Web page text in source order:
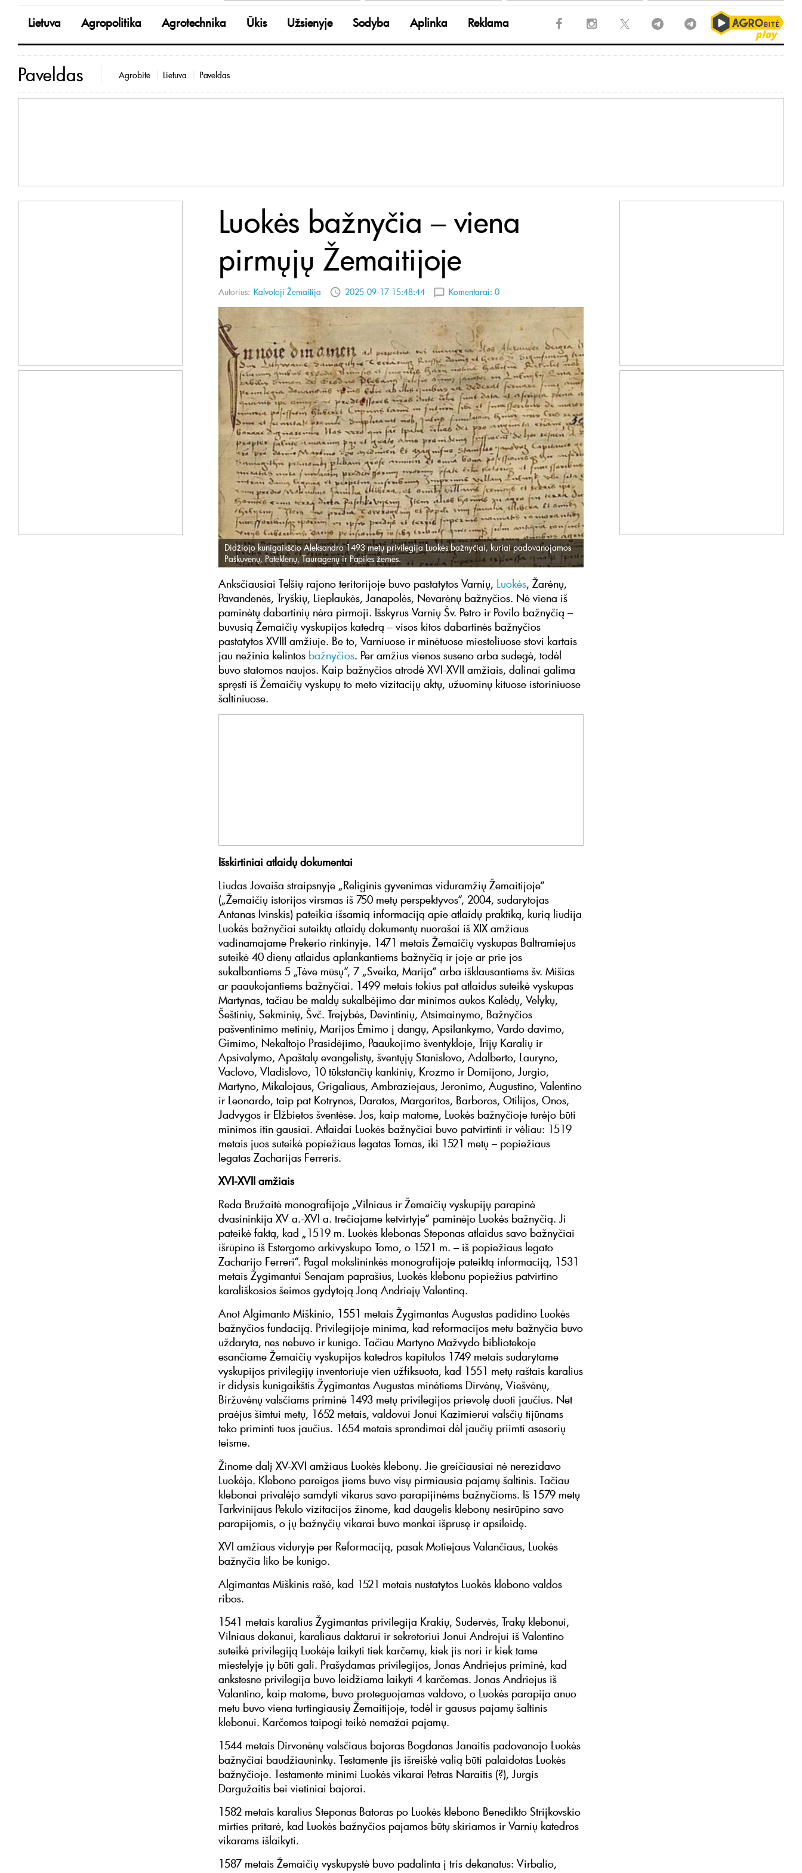
Lietuva Agropolitika Agrotechnika Ūkis Užsienyje Sodyba Aplinka Reklama
Paveldas Agrobitė Lietuva Paveldas
Luokės bažnyčia – viena
pirmųjų Žemaitijoje
Autorius: Kalvotoji Žemaitija 2025-09-17 15:48:44 Komentarai: 0
Didžiojo kunigaikščio Aleksandro 1493 metų privilegija Luokės bažnyčiai, kuriai padovanojamos
Paškuvėnų, Pateklėnų, Tauragėnų ir Papilės žemės.
Anksčiausiai Telšių rajono teritorijoje buvo pastatytos Varnių, Luokės, Žarėnų,
Pavandenės, Tryškių, Lieplaukės, Janapolės, Nevarėnų bažnyčios. Nė viena iš
paminėtų dabartinių nėra pirmoji. Išskyrus Varnių Šv. Petro ir Povilo bažnyčią –
buvusią Žemaičių vyskupijos katedrą – visos kitos dabartinės bažnyčios
pastatytos XVIII amžiuje. Be to, Varniuose ir minėtuose miesteliuose stovi kartais
jau nežinia kelintos bažnyčios. Per amžius vienos suseno arba sudegė, todėl
buvo statomos naujos. Kaip bažnyčios atrodė XVI-XVII amžiais, dalinai galima
spręsti iš Žemaičių vyskupų to meto vizitacijų aktų, užuominų kituose istoriniuose
šaltiniuose.
Išskirtiniai atlaidų dokumentai
Liudas Jovaiša straipsnyje „Religinis gyvenimas viduramžių Žemaitijoje“
(„Žemaičių istorijos virsmas iš 750 metų perspektyvos“, 2004, sudarytojas
Antanas Ivinskis) pateikia išsamią informaciją apie atlaidų praktiką, kurią liudija
Luokės bažnyčiai suteiktų atlaidų dokumentų nuorašai iš XIX amžiaus
vadinamajame Prekerio rinkinyje. 1471 metais Žemaičių vyskupas Baltramiejus
suteikė 40 dienų atlaidus aplankantiems bažnyčią ir joje ar prie jos
sukalbantiems 5 „Tėve mūsų“, 7 „Sveika, Marija“ arba išklausantiems šv. Mišias
ar paaukojantiems bažnyčiai. 1499 metais tokius pat atlaidus suteikė vyskupas
Martynas, tačiau be maldų sukalbėjimo dar minimos aukos Kalėdų, Velykų,
Šeštinių, Sekminių, Švč. Trejybės, Devintinių, Atsimainymo, Bažnyčios
pašventinimo metinių, Marijos Ėmimo į dangų, Apsilankymo, Vardo davimo,
Gimimo, Nekaltojo Prasidėjimo, Paaukojimo šventykloje, Trijų Karalių ir
Apsivalymo, Apaštalų evangelistų, šventųjų Stanislovo, Adalberto, Lauryno,
Vaclovo, Vladislovo, 10 tūkstančių kankinių, Krozmo ir Domijono, Jurgio,
Martyno, Mikalojaus, Grigaliaus, Ambraziejaus, Jeronimo, Augustino, Valentino
ir Leonardo, taip pat Kotrynos, Daratos, Margaritos, Barboros, Otilijos, Onos,
Jadvygos ir Elžbietos šventėse. Jos, kaip matome, Luokės bažnyčioje turėjo būti
minimos itin gausiai. Atlaidai Luokės bažnyčiai buvo patvirtinti ir vėliau: 1519
metais juos suteikė popiežiaus legatas Tomas, iki 1521 metų – popiežiaus
legatas Zacharijas Ferreris.
XVI-XVII amžiais
Reda Bružaitė monografijoje „Vilniaus ir Žemaičių vyskupijų parapinė
dvasininkija XV a.-XVI a. trečiajame ketvirtyje“ paminėjo Luokės bažnyčią. Ji
pateikė faktą, kad „1519 m. Luokės klebonas Steponas atlaidus savo bažnyčiai
išrūpino iš Estergomo arkivyskupo Tomo, o 1521 m. – iš popiežiaus legato
Zacharijo Ferreri“. Pagal mokslininkės monografijoje pateiktą informaciją, 1531
metais Žygimantui Senajam paprašius, Luokės klebonu popiežius patvirtino
karališkosios šeimos gydytoją Joną Andriejų Valentiną.
Anot Algimanto Miškinio, 1551 metais Žygimantas Augustas padidino Luokės
bažnyčios fundaciją. Privilegijoje minima, kad reformacijos metu bažnyčia buvo
uždaryta, nes nebuvo ir kunigo. Tačiau Martyno Mažvydo bibliotekoje
esančiame Žemaičių vyskupijos katedros kapitulos 1749 metais sudarytame
vyskupijos privilegijų inventoriuje vien užfiksuota, kad 1551 metų raštais karalius
ir didysis kunigaikštis Žygimantas Augustas minėtiems Dirvėnų, Viešvėnų,
Biržuvėnų valsčiams priminė 1493 metų privilegijos prievolę duoti jaučius. Net
praėjus šimtui metų, 1652 metais, valdovui Jonui Kazimierui valsčių tijūnams
teko priminti tuos jaučius. 1654 metais sprendimai dėl jaučių priimti asesorių
teisme.
Žinome dalį XV-XVI amžiaus Luokės klebonų. Jie greičiausiai nė nerezidavo
Luokėje. Klebono pareigos jiems buvo visų pirmiausia pajamų šaltinis. Tačiau
klebonai privalėjo samdyti vikarus savo parapijinėms bažnyčioms. Iš 1579 metų
Tarkvinijaus Pekulo vizitacijos žinome, kad daugelis klebonų nesirūpino savo
parapijomis, o jų bažnyčių vikarai buvo menkai išprusę ir apsileidę.
XVI amžiaus viduryje per Reformaciją, pasak Motiejaus Valančiaus, Luokės
bažnyčia liko be kunigo.
Algimantas Miškinis rašė, kad 1521 metais nustatytos Luokės klebono valdos
ribos.
1541 metais karalius Žygimantas privilegija Krakių, Sudervės, Trakų klebonui,
Vilniaus dekanui, karaliaus daktarui ir sekretoriui Jonui Andrejui iš Valentino
suteikė privilegiją Luokėje laikyti tiek karčemų, kiek jis nori ir kiek tame
miestelyje jų būti gali. Prašydamas privilegijos, Jonas Andriejus priminė, kad
ankstesne privilegija buvo leidžiama laikyti 4 karčemas. Jonas Andriejus iš
Valantino, kaip matome, buvo proteguojamas valdovo, o Luokės parapija anuo
metu buvo viena turtingiausių Žemaitijoje, todėl ir gausus pajamų šaltinis
klebonui. Karčemos taipogi teikė nemažai pajamų.
1544 metais Dirvonėnų valsčiaus bajoras Bogdanas Janaitis padovanojo Luokės
bažnyčiai baudžiauninkų. Testamente jis išreiškė valią būti palaidotas Luokės
bažnyčioje. Testamente minimi Luokės vikarai Petras Naraitis (?), Jurgis
Dargužaitis bei vietiniai bajorai.
1582 metais karalius Steponas Batoras po Luokės klebono Benedikto Strijkovskio
mirties pritarė, kad Luokės bažnyčios pajamos būtų skiriamos ir Varnių katedros
vikarams išlaikyti.
1587 metais Žemaičių vyskupystė buvo padalinta į tris dekanatus: Virbalio,